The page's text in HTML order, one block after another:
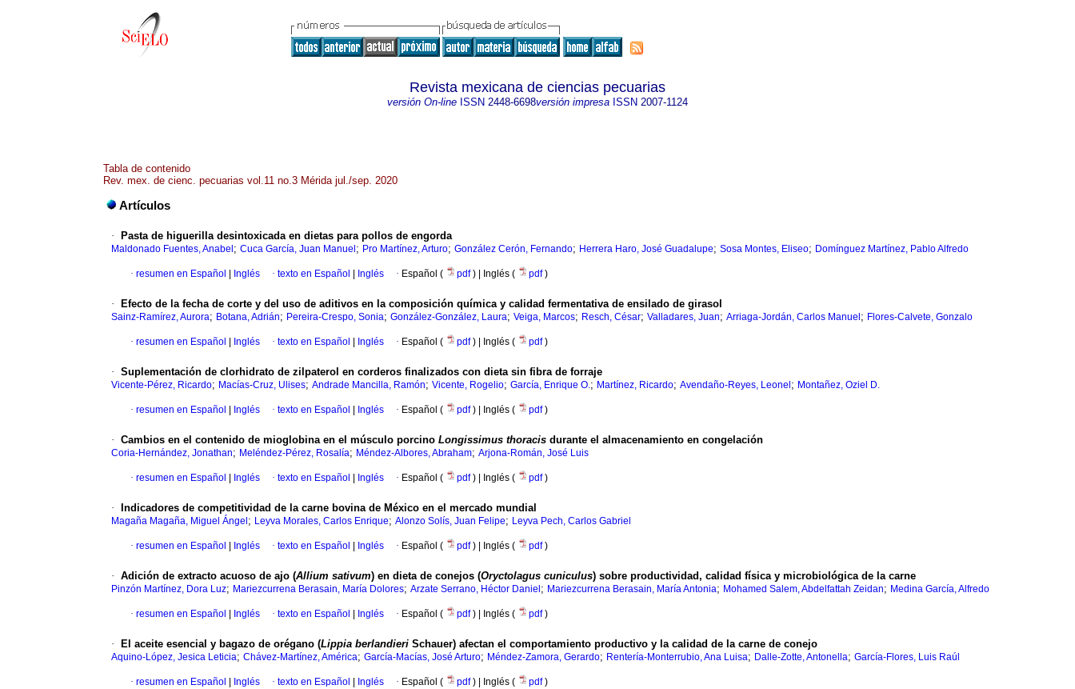
Revista mexicana de ciencias pecuarias
versión On-line ISSN 2448-6698versión impresa ISSN 2007-1124
Tabla de contenido
Rev. mex. de cienc. pecuarias vol.11 no.3 Mérida jul./sep. 2020
Artículos
· Pasta de higuerilla desintoxicada en dietas para pollos de engorda
Maldonado Fuentes, Anabel ; Cuca García, Juan Manuel ; Pro Martínez, Arturo; González Cerón, Fernando; Herrera Haro, José Guadalupe; Sosa Montes, Eliseo; Domínguez Martínez, Pablo Alfredo
· resumen en Español Inglés · texto en Español Inglés · Español ( pdf) | Inglés ( pdf)
· Efecto de la fecha de corte y del uso de aditivos en la composición química y calidad fermentativa de ensilado de girasol
Sainz-Ramírez, Aurora; Botana, Adrián; Pereira-Crespo, Sonia; González-González, Laura; Veiga, Marcos; Resch, César; Valladares, Juan; Arriaga-Jordán, Carlos Manuel ; Flores-Calvete, Gonzalo
· resumen en Español Inglés · texto en Español Inglés · Español ( pdf) | Inglés ( pdf)
· Suplementación de clorhidrato de zilpaterol en corderos finalizados con dieta sin fibra de forraje
Vicente-Pérez, Ricardo; Macías-Cruz, Ulises; Andrade Mancilla, Ramón; Vicente, Rogelio; García, Enrique O.; Martínez, Ricardo; Avendaño-Reyes, Leonel ; Montañez, Oziel D.
· resumen en Español Inglés · texto en Español Inglés · Español ( pdf) | Inglés ( pdf)
· Cambios en el contenido de mioglobina en el músculo porcino Longissimus thoracis durante el almacenamiento en congelación
Coria-Hernández, Jonathan; Meléndez-Pérez, Rosalía; Méndez-Albores, Abraham; Arjona-Román, José Luis
· resumen en Español Inglés · texto en Español Inglés · Español ( pdf) | Inglés ( pdf)
· Indicadores de competitividad de la carne bovina de México en el mercado mundial
Magaña Magaña, Miguel Ángel ; Leyva Morales, Carlos Enrique; Alonzo Solís, Juan Felipe; Leyva Pech, Carlos Gabriel
· resumen en Español Inglés · texto en Español Inglés · Español ( pdf) | Inglés ( pdf)
· Adición de extracto acuoso de ajo (Allium sativum) en dieta de conejos (Oryctolagus cuniculus) sobre productividad, calidad física y microbiológica de la carne
Pinzón Martínez, Dora Luz; Mariezcurrena Berasain, María Dolores; Arzate Serrano, Héctor Daniel ; Mariezcurrena Berasain, María Antonia; Mohamed Salem, Abdelfattah Zeidan; Medina García, Alfredo
· resumen en Español Inglés · texto en Español Inglés · Español ( pdf) | Inglés ( pdf)
· El aceite esencial y bagazo de orégano (Lippia berlandieri Schauer) afectan el comportamiento productivo y la calidad de la carne de conejo
Aquino-López, Jesica Leticia; Chávez-Martínez, América; García-Macías, José Arturo; Méndez-Zamora, Gerardo; Rentería-Monterrubio, Ana Luisa; Dalle-Zotte, Antonella; García-Flores, Luis Raúl
· resumen en Español Inglés · texto en Español Inglés · Español ( pdf) | Inglés ( pdf)